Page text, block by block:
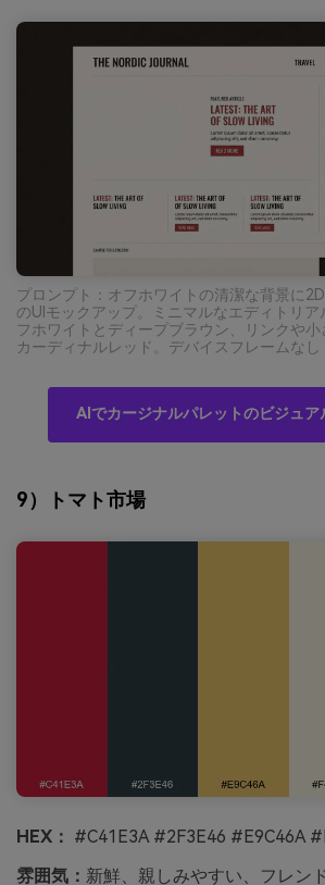
プロンプト：オフホワイトの清潔な背景に
のUIモックアップ。ミニマルなエディトリア
フホワイトとディープブラウン、リンクや
カーディナルレッド。デバイスフレームな
AIでカージナルパレットのビジュア
9）トマト市場
HEX： #C41E3A #2F3E46 #E9C46A
雰囲気： 新鮮、親しみやすい、フレン